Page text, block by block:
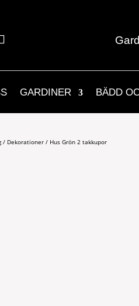
GARDINER BÄDD
/ Dekorationer / Hus Grön 2 takkupor